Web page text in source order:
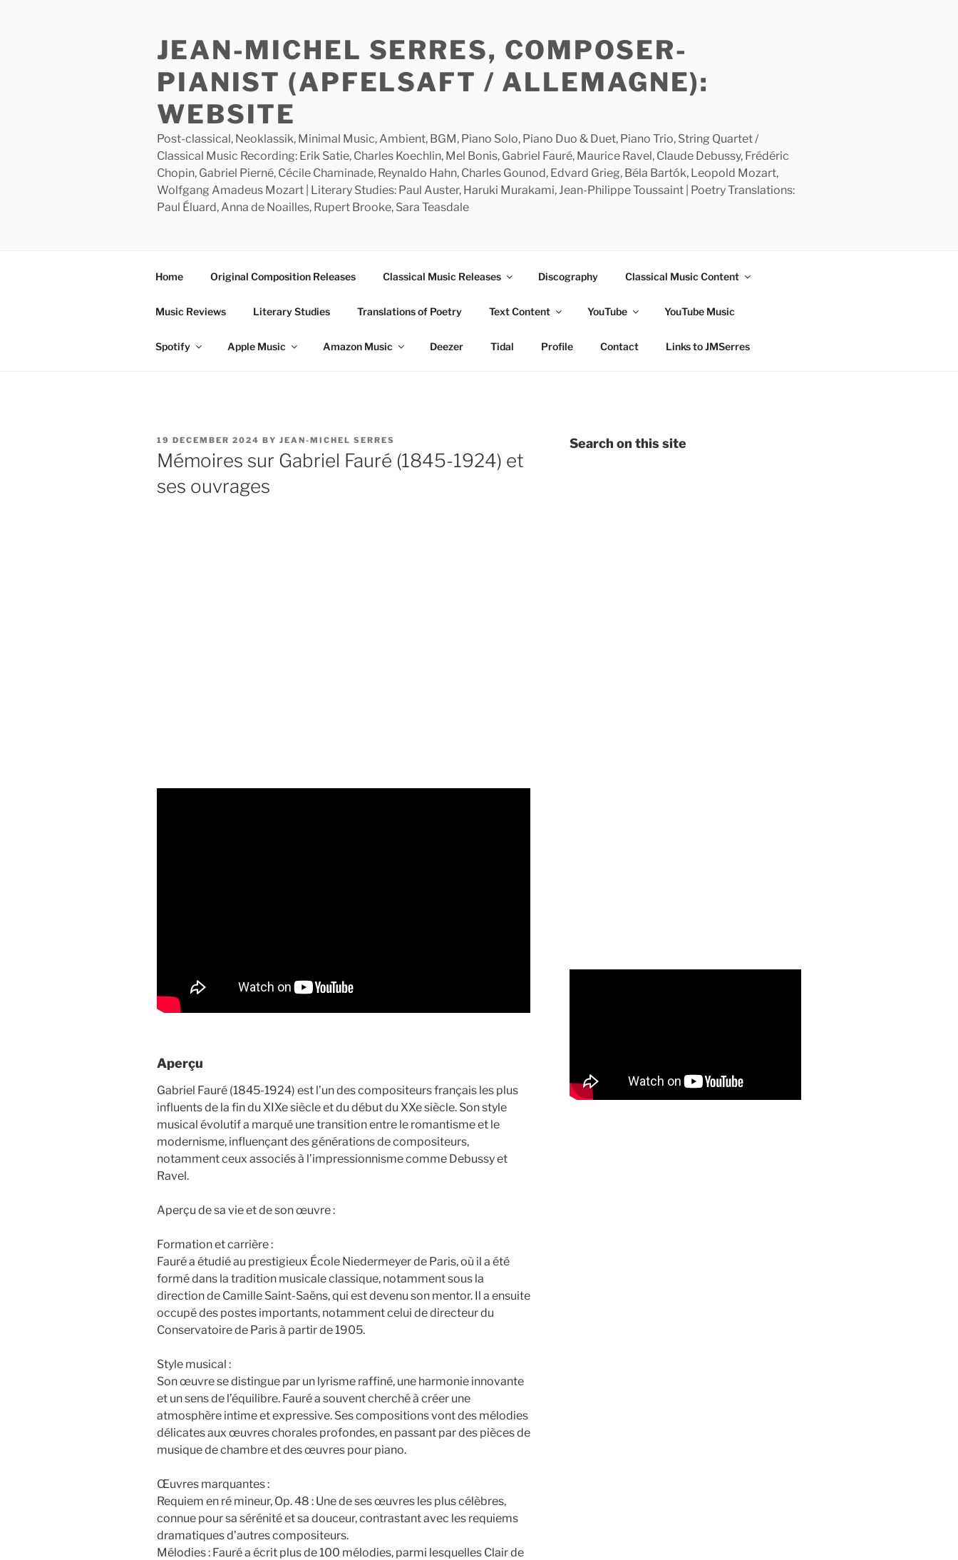
JEAN-MICHEL SERRES, COMPOSER-
PIANIST (APFELSAFT / ALLEMAGNE):
WEBSITE
Post-classical, Neoklassik, Minimal Music, Ambient, BGM, Piano Solo, Piano Duo & Duet, Piano Trio, String Quartet /
Classical Music Recording: Erik Satie, Charles Koechlin, Mel Bonis, Gabriel Fauré, Maurice Ravel, Claude Debussy, Frédéric
Chopin, Gabriel Pierné, Cécile Chaminade, Reynaldo Hahn, Charles Gounod, Edvard Grieg, Béla Bartók, Leopold Mozart,
Wolfgang Amadeus Mozart | Literary Studies: Paul Auster, Haruki Murakami, Jean-Philippe Toussaint | Poetry Translations:
Paul Éluard, Anna de Noailles, Rupert Brooke, Sara Teasdale
Home Original Composition Releases Classical Music Releases Discography Classical Music Content
Music Reviews Literary Studies Translations of Poetry Text Content YouTube YouTube Music
Spotify Apple Music Amazon Music Deezer Tidal Profile Contact Links to JMSerres
POSTED
ON
19 DECEMBER 2024 BY JEAN-MICHEL SERRES
Mémoires sur Gabriel Fauré (1845-1924) et
ses ouvrages
Aperçu
Gabriel Fauré (1845-1924) est l’un des compositeurs français les plus
influents de la fin du XIXe siècle et du début du XXe siècle. Son style
musical évolutif a marqué une transition entre le romantisme et le
modernisme, influençant des générations de compositeurs,
notamment ceux associés à l’impressionnisme comme Debussy et
Ravel.
Aperçu de sa vie et de son œuvre :
Formation et carrière :
Fauré a étudié au prestigieux École Niedermeyer de Paris, où il a été
formé dans la tradition musicale classique, notamment sous la
direction de Camille Saint-Saëns, qui est devenu son mentor. Il a ensuite
occupé des postes importants, notamment celui de directeur du
Conservatoire de Paris à partir de 1905.
Style musical :
Son œuvre se distingue par un lyrisme raffiné, une harmonie innovante
et un sens de l’équilibre. Fauré a souvent cherché à créer une
atmosphère intime et expressive. Ses compositions vont des mélodies
délicates aux œuvres chorales profondes, en passant par des pièces de
musique de chambre et des œuvres pour piano.
Œuvres marquantes :
Requiem en ré mineur, Op. 48 : Une de ses œuvres les plus célèbres,
connue pour sa sérénité et sa douceur, contrastant avec les requiems
dramatiques d’autres compositeurs.
Mélodies : Fauré a écrit plus de 100 mélodies, parmi lesquelles Clair de
Search on this site